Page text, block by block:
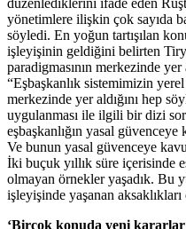
yönetimlere ilişkin çok sayıda
söyledi. En yoğun tartışılan
işleyişinin geldiğini belirten
paradigmasının merkezinde
“Eşbaşkanlık sistemimizin
merkezinde yer aldığını hep
uygulanması ile ilgili bir dizi
eşbaşkanlığın yasal
Ve bunun yasal güvenceye
İki buçuk yıllık süre içerisinde
olmayan örnekler yaşadık. Bu
işleyişinde yaşanan
‘Birçok konuda yeni kararlar